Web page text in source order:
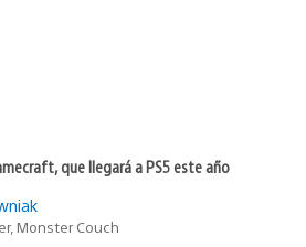
que llegará a PS5 este año
Monster Couch